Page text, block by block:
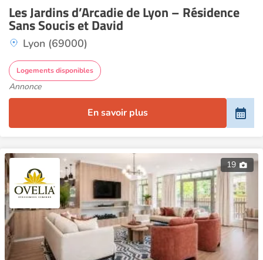
Les Jardins d’Arcadie de Lyon – Résidence
Sans Soucis et David
Lyon (69000)
Logements disponibles
Annonce
En savoir plus
19